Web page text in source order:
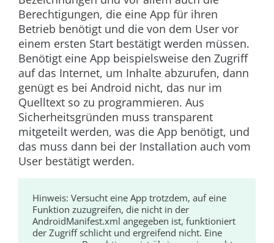
Berechtigungen, die eine App für ihren
Betrieb benötigt und die von dem User vor
einem ersten Start bestätigt werden müssen.
Benötigt eine App beispielsweise den Zugriff
auf das Internet, um Inhalte abzurufen, dann
genügt es bei Android nicht, das nur im
Quelltext so zu programmieren. Aus
Sicherheitsgründen muss transparent
mitgeteilt werden, was die App benötigt, und
das muss dann bei der Installation auch vom
User bestätigt werden.
Hinweis: Versucht eine App trotzdem, auf eine
Funktion zuzugreifen, die nicht in der
AndroidManifest.xml angegeben ist, funktioniert
der Zugriff schlicht und ergreifend nicht. Eine